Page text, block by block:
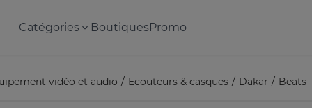
Catégories BoutiquesPromo
vidéo et audio Ecouteurs & casques Dakar Beats